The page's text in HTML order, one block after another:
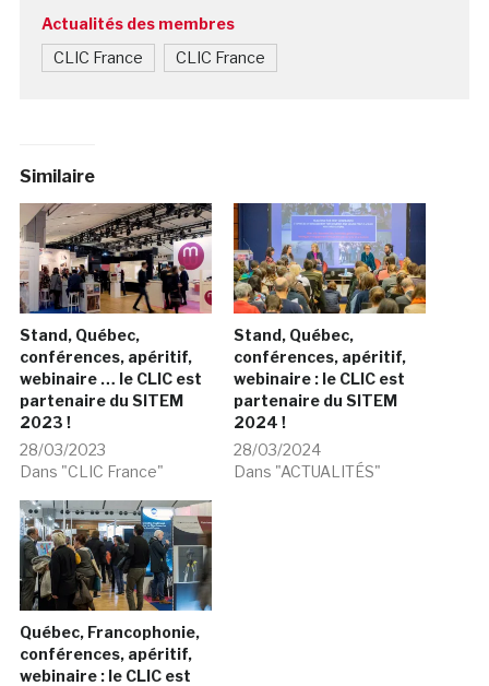
Actualités des membres
CLIC France CLIC France
Similaire
Stand, Québec,
conférences, apéritif,
webinaire … le CLIC est
partenaire du SITEM
2023 !
28/03/2023
Dans "CLIC France"
Stand, Québec,
conférences, apéritif,
webinaire : le CLIC est
partenaire du SITEM
2024 !
28/03/2024
Dans "ACTUALITÉS"
Québec, Francophonie,
conférences, apéritif,
webinaire : le CLIC est